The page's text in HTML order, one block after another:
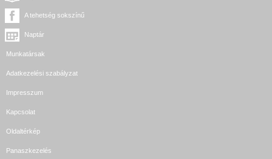
A tehetség sokszínű
Naptár
Munkatársak
Adatkezelési szabályzat
Impresszum
Kapcsolat
Oldaltérkép
Panaszkezelés